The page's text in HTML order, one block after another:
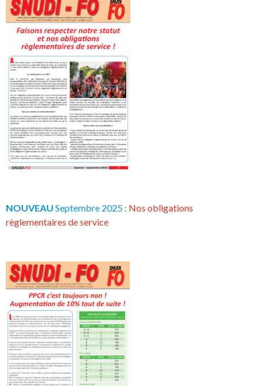
NOUVEAU Septembre 2025 : Nos obligations
règlementaires de service